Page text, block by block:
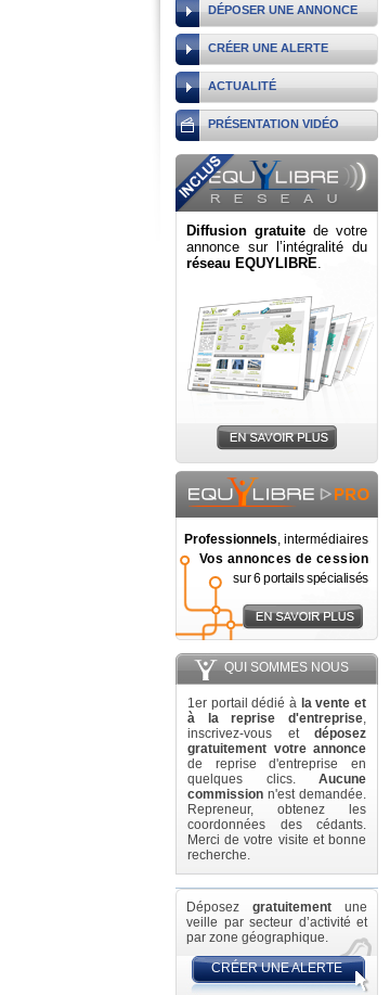
DÉPOSER UNE ANNONCE
CRÉER UNE ALERTE
ACTUALITÉ
PRÉSENTATION VIDÉO
Diffusion gratuite de votre
annonce sur l’intégralité du
réseau EQUYLIBRE.
Professionnels, intermédiaires
Vos annonces de cession
sur 6 portails spécialisés
QUI SOMMES NOUS
1er portail dédié à la vente et
à la reprise d'entreprise,
inscrivez-vous et déposez
gratuitement votre annonce
de reprise d'entreprise en
quelques clics. Aucune
commission n'est demandée.
Repreneur, obtenez les
coordonnées des cédants.
Merci de votre visite et bonne
recherche.
Déposez gratuitement une
veille par secteur d’activité et
par zone géographique.
CRÉER UNE ALERTE